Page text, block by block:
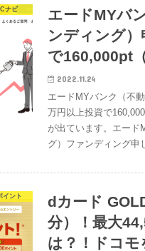
ナビ
エードMYバ
ンディング）
で160,000pt
2022.11.24
エードMYバンク（不
万円以上投資で
が出ています。エード
グ）ファンディング申
イント
dカード
分）！最大
は？！ドコモ